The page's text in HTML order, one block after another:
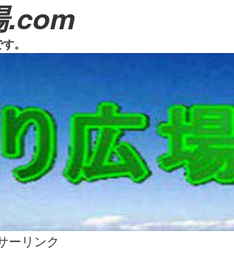
.com
。
ーリンク